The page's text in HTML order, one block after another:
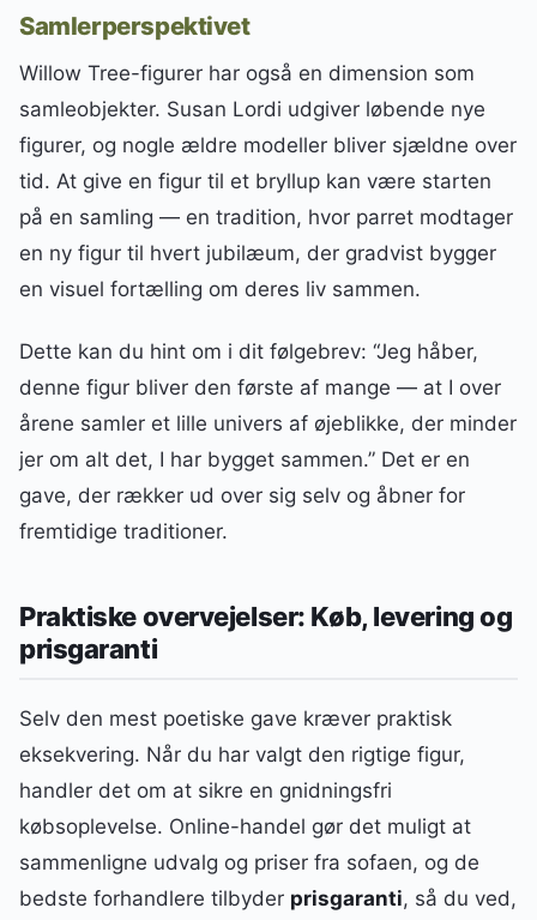
Samlerperspektivet
Willow Tree-figurer har også en dimension som
samleobjekter. Susan Lordi udgiver løbende nye
figurer, og nogle ældre modeller bliver sjældne over
tid. At give en figur til et bryllup kan være starten
på en samling — en tradition, hvor parret modtager
en ny figur til hvert jubilæum, der gradvist bygger
en visuel fortælling om deres liv sammen.
Dette kan du hint om i dit følgebrev: “Jeg håber,
denne figur bliver den første af mange — at I over
årene samler et lille univers af øjeblikke, der minder
jer om alt det, I har bygget sammen.” Det er en
gave, der rækker ud over sig selv og åbner for
fremtidige traditioner.
Praktiske overvejelser: Køb, levering og
prisgaranti
Selv den mest poetiske gave kræver praktisk
eksekvering. Når du har valgt den rigtige figur,
handler det om at sikre en gnidningsfri
købsoplevelse. Online-handel gør det muligt at
sammenligne udvalg og priser fra sofaen, og de
bedste forhandlere tilbyder prisgaranti, så du ved,